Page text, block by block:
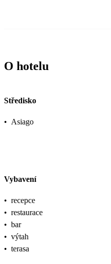
O hotelu
Středisko
• Asiago
Vybavení
• recepce
• restaurace
• bar
• výtah
• terasa